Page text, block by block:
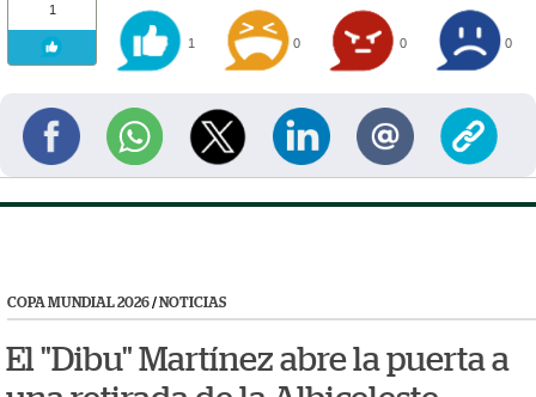
1
1 0 0 0
COPA MUNDIAL 2026/NOTICIAS
El "Dibu" Martínez abre la puerta a